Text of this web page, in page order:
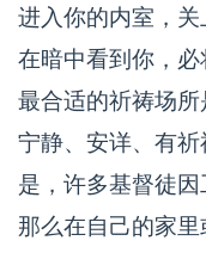
进入你的内室，
在暗中看到你，
最合适的祈祷场所
宁静、安详、有
是，许多基督徒因
那么在自己的家